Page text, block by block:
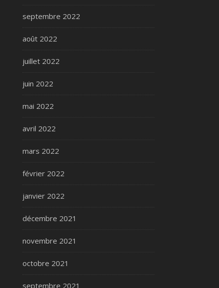
septembre 2022
août 2022
juillet 2022
juin 2022
mai 2022
avril 2022
mars 2022
février 2022
janvier 2022
décembre 2021
novembre 2021
octobre 2021
septembre 2021